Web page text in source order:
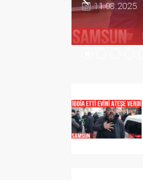
11.03.2025